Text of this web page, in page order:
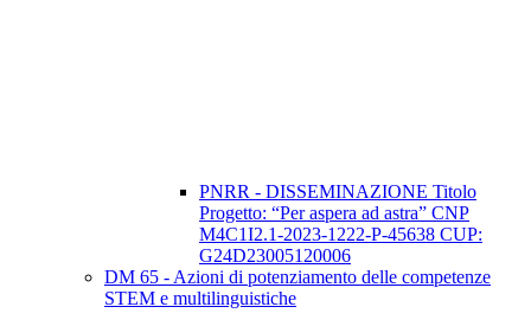
PNRR - DISSEMINAZIONE Titolo
Progetto: “Per aspera ad astra” CNP
M4C1I2.1-2023-1222-P-45638 CUP:
G24D23005120006
DM 65 - Azioni di potenziamento delle competenze
STEM e multilinguistiche